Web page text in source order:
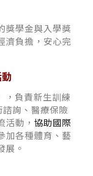
獎學金與入學獎
濟負擔，安心完
，負責新生訓練
詢、醫療保險
活動， 協助國際
加各種體育、藝
展。